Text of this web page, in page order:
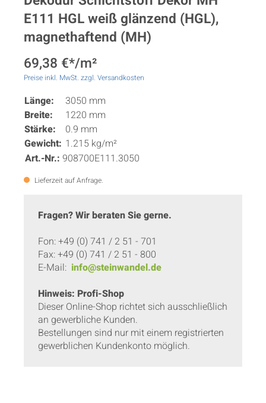
E111 HGL weiß glänzend (HGL),
magnethaftend (MH)
69,38 €*/m²
Preise inkl. MwSt. zzgl. Versandkosten
Länge:
3050 mm
Breite:
1220 mm
Stärke:
0.9 mm
Gewicht: 1.215 kg/m²
Art.-Nr.: 908700E111.3050
Lieferzeit auf Anfrage.
Fragen? Wir beraten Sie gerne.
Fon: +49 (0) 741 / 2 51 - 701
Fax: +49 (0) 741 / 2 51 - 800
E-Mail: info@steinwandel.de
Hinweis: Profi-Shop
Dieser Online-Shop richtet sich ausschließlich
an gewerbliche Kunden.
Bestellungen sind nur mit einem registrierten
gewerblichen Kundenkonto möglich.